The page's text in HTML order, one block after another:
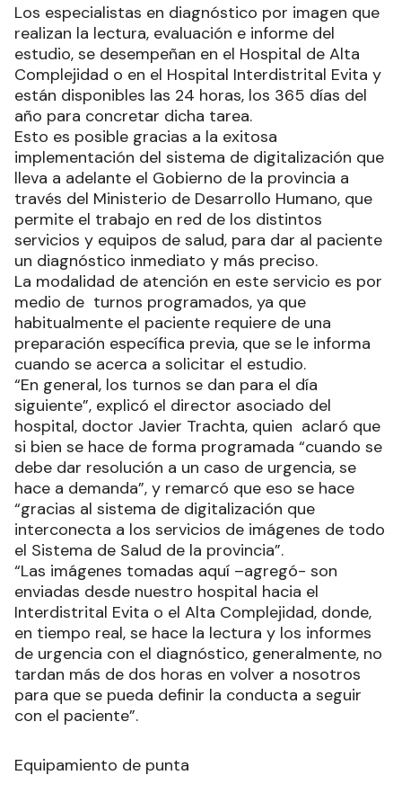
Los especialistas en diagnóstico por imagen que
realizan la lectura, evaluación e informe del
estudio, se desempeñan en el Hospital de Alta
Complejidad o en el Hospital Interdistrital Evita y
están disponibles las 24 horas, los 365 días del
año para concretar dicha tarea.
Esto es posible gracias a la exitosa
implementación del sistema de digitalización que
lleva a adelante el Gobierno de la provincia a
través del Ministerio de Desarrollo Humano, que
permite el trabajo en red de los distintos
servicios y equipos de salud, para dar al paciente
un diagnóstico inmediato y más preciso.
La modalidad de atención en este servicio es por
medio de turnos programados, ya que
habitualmente el paciente requiere de una
preparación específica previa, que se le informa
cuando se acerca a solicitar el estudio.
“En general, los turnos se dan para el día
siguiente”, explicó el director asociado del
hospital, doctor Javier Trachta, quien aclaró que
si bien se hace de forma programada “cuando se
debe dar resolución a un caso de urgencia, se
hace a demanda”, y remarcó que eso se hace
“gracias al sistema de digitalización que
interconecta a los servicios de imágenes de todo
el Sistema de Salud de la provincia”.
“Las imágenes tomadas aquí –agregó- son
enviadas desde nuestro hospital hacia el
Interdistrital Evita o el Alta Complejidad, donde,
en tiempo real, se hace la lectura y los informes
de urgencia con el diagnóstico, generalmente, no
tardan más de dos horas en volver a nosotros
para que se pueda definir la conducta a seguir
con el paciente”.
Equipamiento de punta